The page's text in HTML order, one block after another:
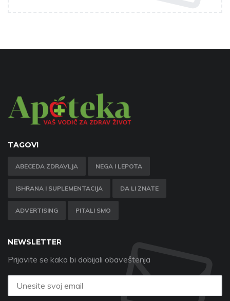
TAGOVI
ABECEDA ZDRAVLJA NEGA I LEPOTA
ISHRANA I SUPLEMENTACIJA DA LI ZNATE
ADVERTISING PITALI SMO
NEWSLETTER
Prijavite se kako bi dobijali obaveštenja